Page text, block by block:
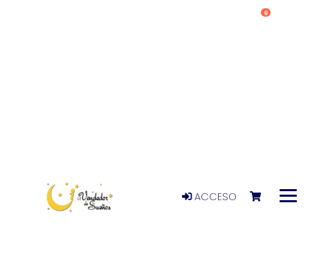
ACCESO
0